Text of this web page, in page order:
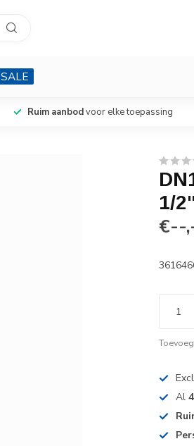
SALE
Ruim aanbodvoor elke toepassing
1/
€--
Al